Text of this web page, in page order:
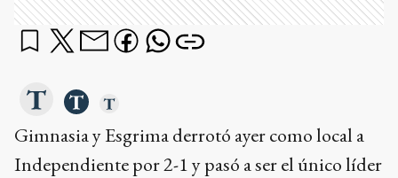
Gimnasia y Esgrima derrotó ayer como local a
Independiente por 2-1 y pasó a ser el único líder